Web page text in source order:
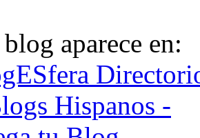
aparece en: